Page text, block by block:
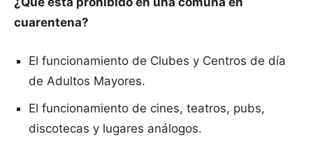
cuarentena?
El funcionamiento de Clubes y Centros de día
de Adultos Mayores.
El funcionamiento de cines, teatros, pubs,
discotecas y lugares análogos.